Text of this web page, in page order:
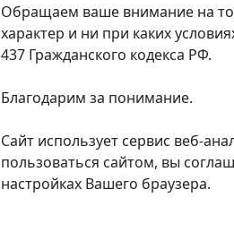
Обращаем ваше внимание на
характер и ни при каких
437 Гражданского кодекса РФ.
Благодарим за понимание.
Сайт использует сервис веб-
пользоваться сайтом, вы
настройках Вашего браузера.